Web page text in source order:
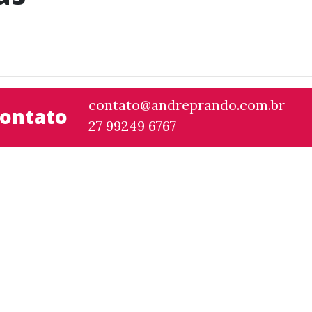
contato@andreprando.com.br
27 99249 6767